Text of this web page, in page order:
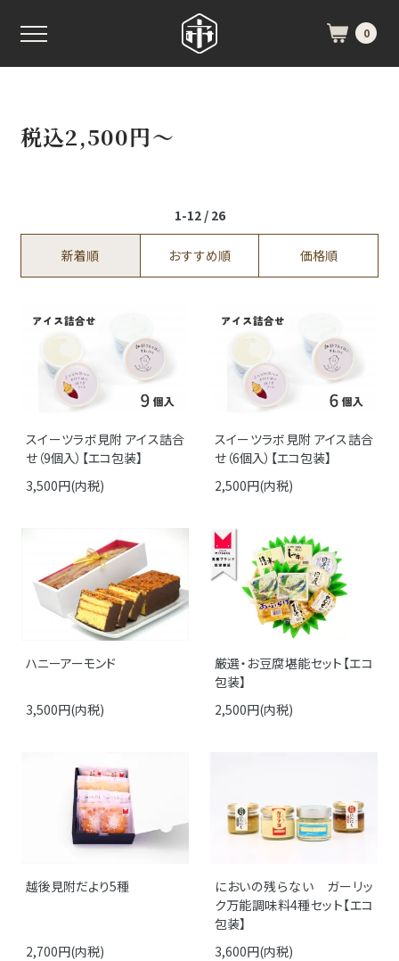
0
税込2,500円～
1-12 / 26
新着順 おすすめ順 価格順
スイーツラボ見附 アイス詰合
せ（9個入）【エコ包装】
3,500円(内税)
スイーツラボ見附 アイス詰合
せ（6個入）【エコ包装】
2,500円(内税)
ハニーアーモンド
3,500円(内税)
厳選・お豆腐堪能セット【エコ
包装】
2,500円(内税)
越後見附だより5種
2,700円(内税)
においの残らない ガーリッ
ク万能調味料4種セット【エコ
包装】
3,600円(内税)